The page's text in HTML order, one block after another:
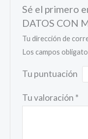
Sé el primero
DATOS CON
Tu dirección de
Los campos
Tu puntuación
Tu valoración *